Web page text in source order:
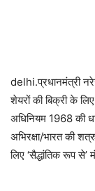
delhi.प्रधानमंत्री
शेयरों की बिक्री के
अधिनियम 1968 की
अभिरक्षा/भारत की
लिए ‘सैद्धांतिक रूप से’